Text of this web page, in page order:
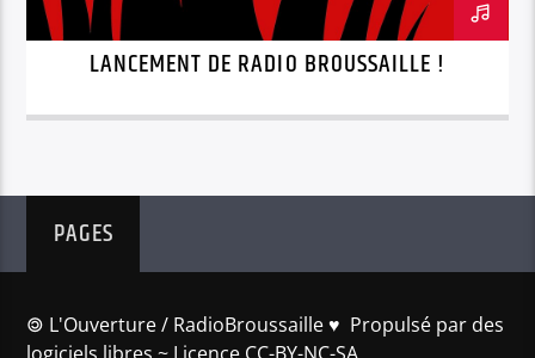
LANCEMENT DE RADIO BROUSSAILLE !
PAGES
🄯 L'Ouverture / RadioBroussaille ♥️ Propulsé par des